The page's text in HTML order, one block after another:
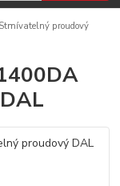
proudový